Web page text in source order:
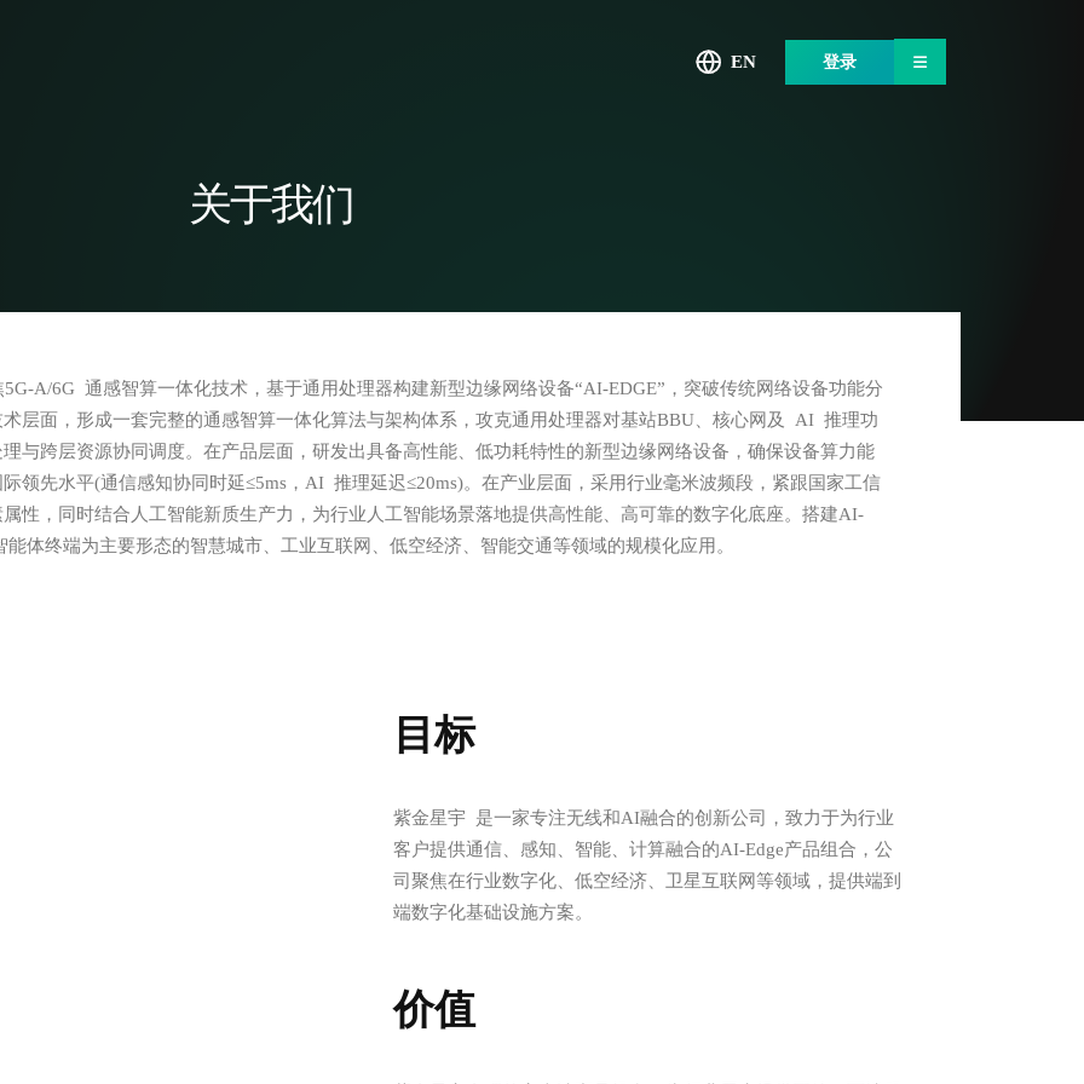
EN 登录
关于我们
A/6G 通感智算一体化技术，基于通用处理器构建新型边缘网络设备“AI-EDGE”，突破传统网络设备功能分
层面，形成一套完整的通感智算一体化算法与架构体系，攻克通用处理器对基站BBU、核心网及 AI 推理功
与跨层资源协同调度。在产品层面，研发出具备高性能、低功耗特性的新型边缘网络设备，确保设备算力能
领先水平(通信感知协同时延≤5ms，AI 推理延迟≤20ms)。在产业层面，采用行业毫米波频段，紧跟国家工信
性，同时结合人工智能新质生产力，为行业人工智能场景落地提供高性能、高可靠的数字化底座。搭建AI-
体终端为主要形态的智慧城市、工业互联网、低空经济、智能交通等领域的规模化应用。
目标
紫金星宇 是一家专注无线和AI融合的创新公司，致力于为行业
客户提供通信、感知、智能、计算融合的AI-Edge产品组合，公
司聚焦在行业数字化、低空经济、卫星互联网等领域，提供端到
端数字化基础设施方案。
价值